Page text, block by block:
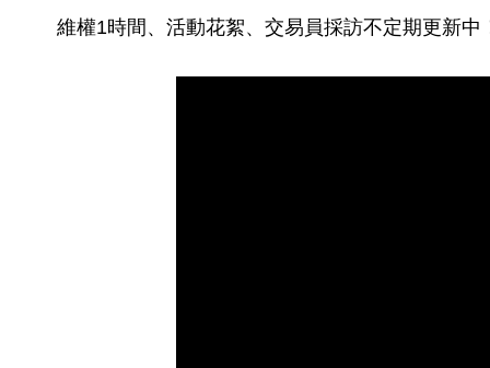
維權1時間、活動花絮、交易員採訪不定期更新